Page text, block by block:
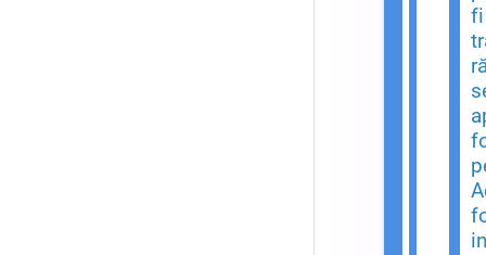
fi